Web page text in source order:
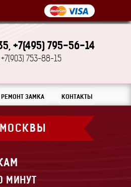
+7(495) 795-56-14
+7(903) 753-88-15
РЕМОНТ ЗАМКА КОНТАКТЫ
МИНУТ